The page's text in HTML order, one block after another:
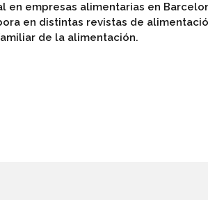
empresas alimentarias en
en distintas revistas de
de la alimentación.